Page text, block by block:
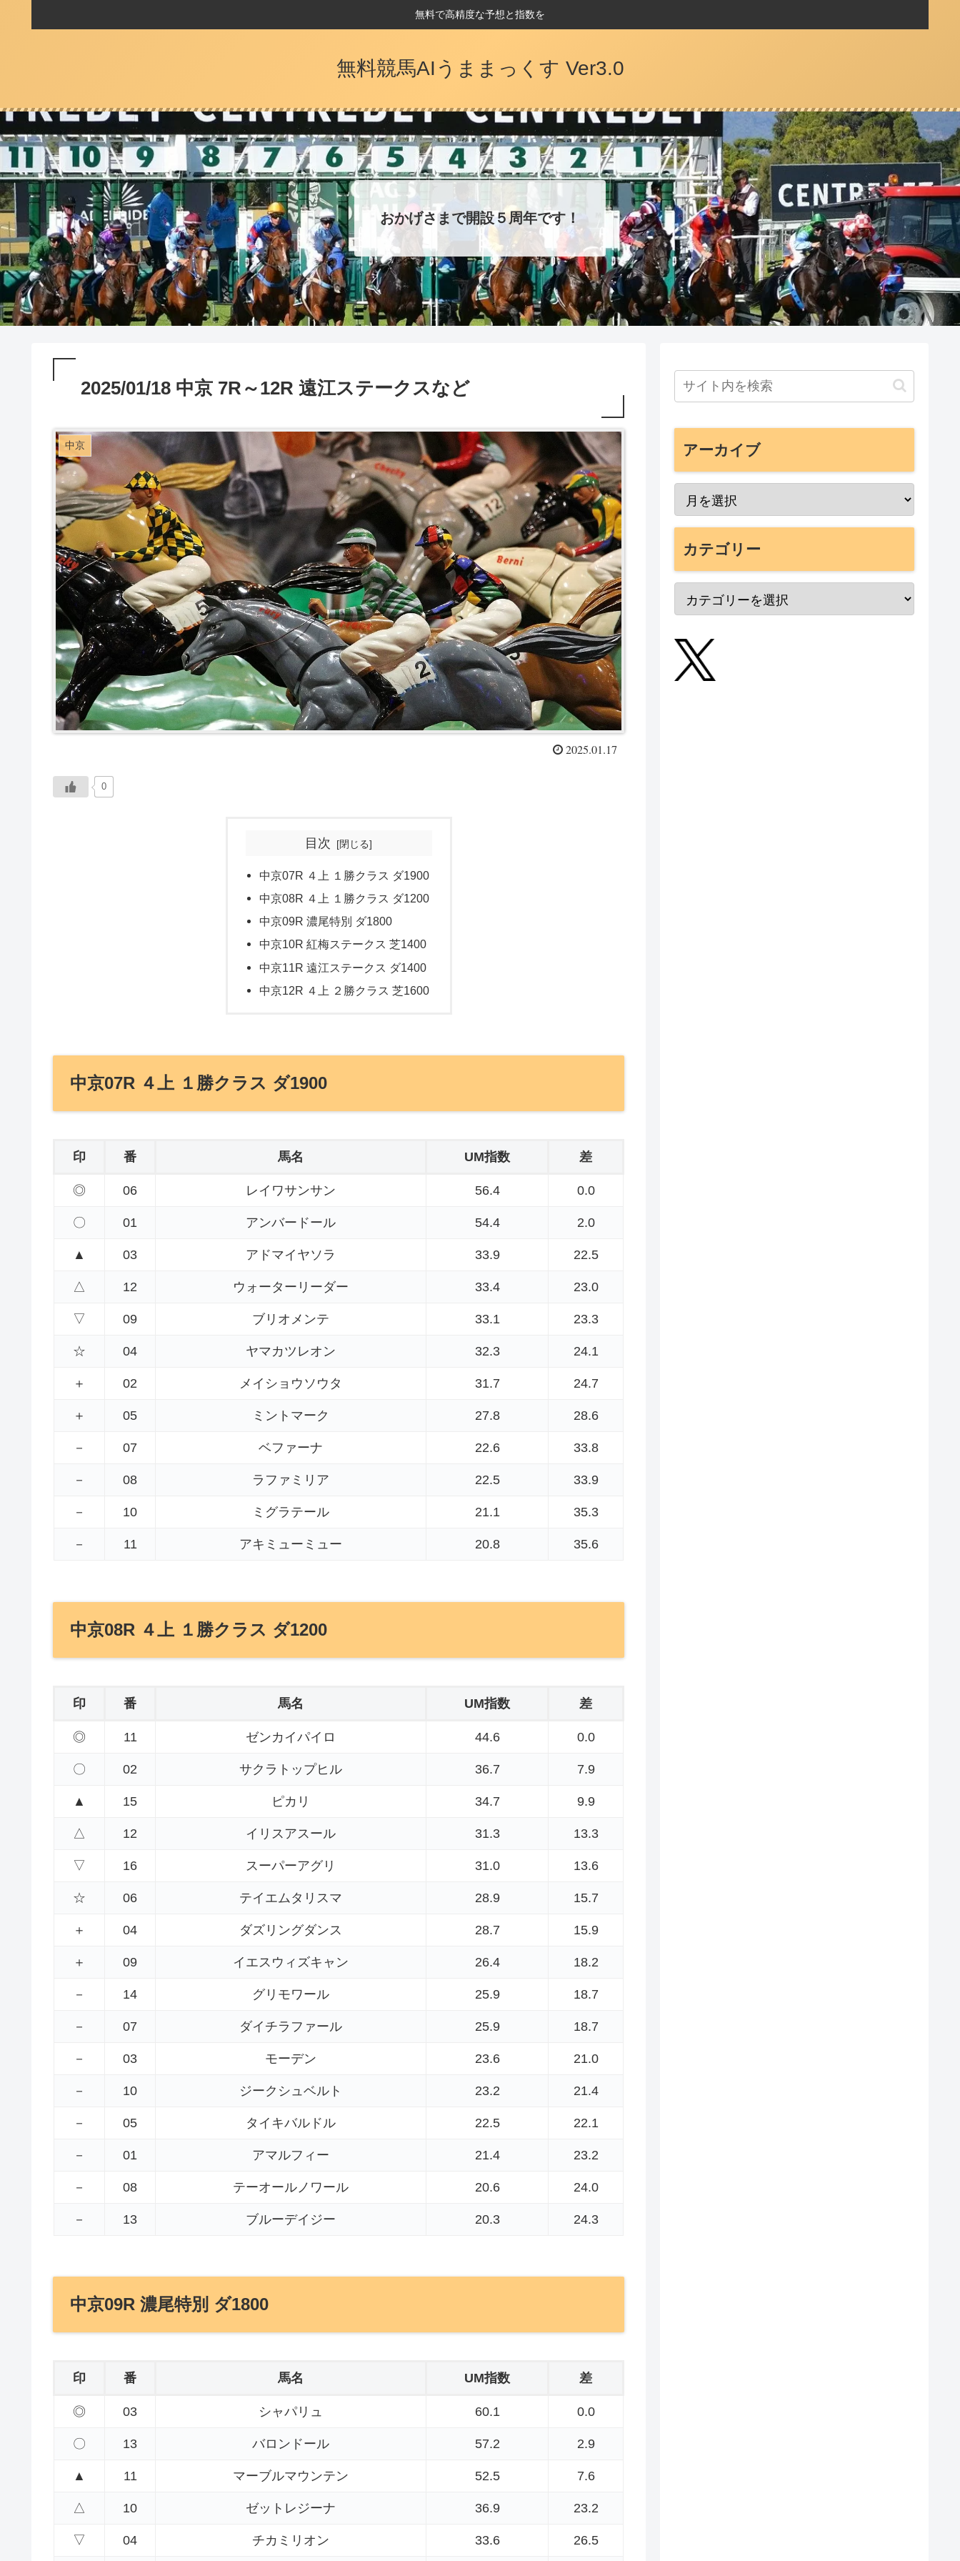
無料で高精度な予想と指数を
無料競馬AIうままっくす Ver3.0
おかげさまで開設５周年です！
2025/01/18 中京 7R～12R 遠江ステークスなど
中京
2025.01.17
0
目次
中京07R ４上 １勝クラス ダ1900
中京08R ４上 １勝クラス ダ1200
中京09R 濃尾特別 ダ1800
中京10R 紅梅ステークス 芝1400
中京11R 遠江ステークス ダ1400
中京12R ４上 ２勝クラス 芝1600
中京07R ４上 １勝クラス ダ1900
印 番 馬名 UM指数 差
◎ 06 レイワサンサン 56.4 0.0
〇 01 アンバードール 54.4 2.0
▲ 03 アドマイヤソラ 33.9 22.5
△ 12 ウォーターリーダー 33.4 23.0
▽ 09 ブリオメンテ 33.1 23.3
☆ 04 ヤマカツレオン 32.3 24.1
＋ 02 メイショウソウタ 31.7 24.7
＋ 05 ミントマーク 27.8 28.6
－ 07 ベファーナ 22.6 33.8
－ 08 ラファミリア 22.5 33.9
－ 10 ミグラテール 21.1 35.3
－ 11 アキミューミュー 20.8 35.6
中京08R ４上 １勝クラス ダ1200
印 番 馬名 UM指数 差
◎ 11 ゼンカイパイロ 44.6 0.0
〇 02 サクラトップヒル 36.7 7.9
▲ 15 ピカリ 34.7 9.9
△ 12 イリスアスール 31.3 13.3
▽ 16 スーパーアグリ 31.0 13.6
☆ 06 テイエムタリスマ 28.9 15.7
＋ 04 ダズリングダンス 28.7 15.9
＋ 09 イエスウィズキャン 26.4 18.2
－ 14 グリモワール 25.9 18.7
－ 07 ダイチラファール 25.9 18.7
－ 03 モーデン 23.6 21.0
－ 10 ジークシュベルト 23.2 21.4
－ 05 タイキバルドル 22.5 22.1
－ 01 アマルフィー 21.4 23.2
－ 08 テーオールノワール 20.6 24.0
－ 13 ブルーデイジー 20.3 24.3
中京09R 濃尾特別 ダ1800
印 番 馬名 UM指数 差
◎ 03 シャパリュ 60.1 0.0
〇 13 バロンドール 57.2 2.9
▲ 11 マーブルマウンテン 52.5 7.6
△ 10 ゼットレジーナ 36.9 23.2
▽ 04 チカミリオン 33.6 26.5
アーカイブ
カテゴリー